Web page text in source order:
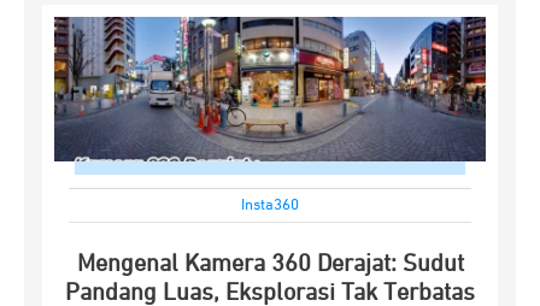
Insta360
Mengenal Kamera 360 Derajat: Sudut
Pandang Luas, Eksplorasi Tak Terbatas